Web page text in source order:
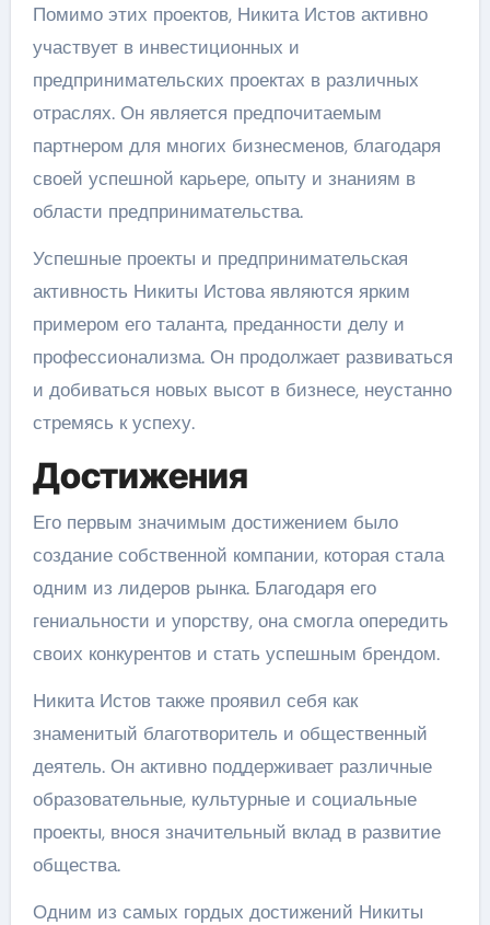
Помимо этих проектов, Никита Истов активно
участвует в инвестиционных и
предпринимательских проектах в различных
отраслях. Он является предпочитаемым
партнером для многих бизнесменов, благодаря
своей успешной карьере, опыту и знаниям в
области предпринимательства.
Успешные проекты и предпринимательская
активность Никиты Истова являются ярким
примером его таланта, преданности делу и
профессионализма. Он продолжает развиваться
и добиваться новых высот в бизнесе, неустанно
стремясь к успеху.
Достижения
Его первым значимым достижением было
создание собственной компании, которая стала
одним из лидеров рынка. Благодаря его
гениальности и упорству, она смогла опередить
своих конкурентов и стать успешным брендом.
Никита Истов также проявил себя как
знаменитый благотворитель и общественный
деятель. Он активно поддерживает различные
образовательные, культурные и социальные
проекты, внося значительный вклад в развитие
общества.
Одним из самых гордых достижений Никиты